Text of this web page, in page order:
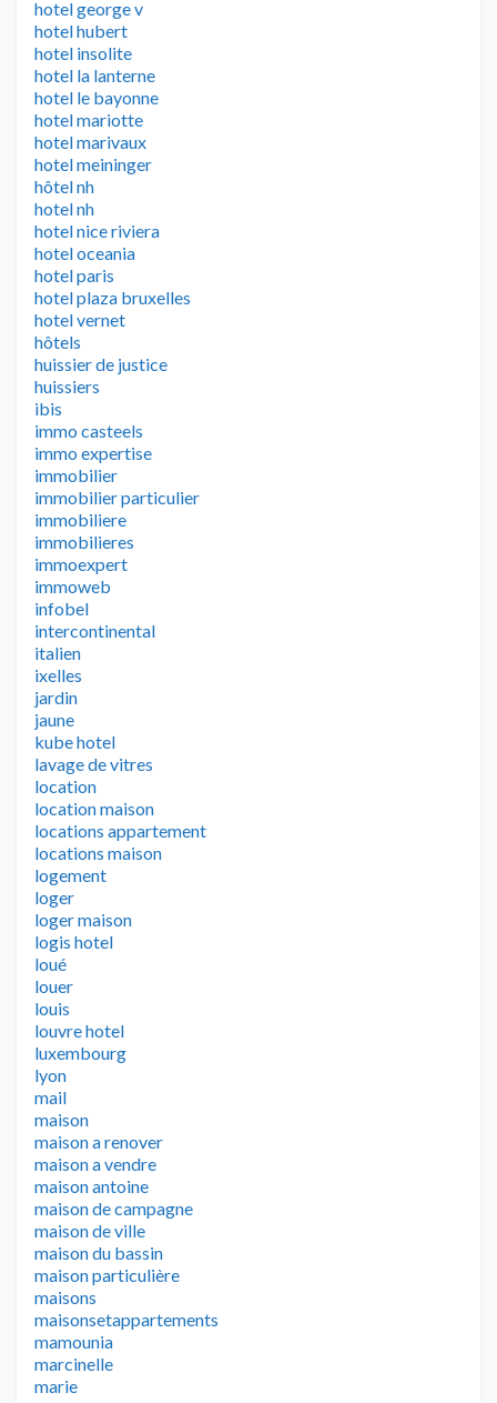
hotel george v
hotel hubert
hotel insolite
hotel la lanterne
hotel le bayonne
hotel mariotte
hotel marivaux
hotel meininger
hôtel nh
hotel nh
hotel nice riviera
hotel oceania
hotel paris
hotel plaza bruxelles
hotel vernet
hôtels
huissier de justice
huissiers
ibis
immo casteels
immo expertise
immobilier
immobilier particulier
immobiliere
immobilieres
immoexpert
immoweb
infobel
intercontinental
italien
ixelles
jardin
jaune
kube hotel
lavage de vitres
location
location maison
locations appartement
locations maison
logement
loger
loger maison
logis hotel
loué
louer
louis
louvre hotel
luxembourg
lyon
mail
maison
maison a renover
maison a vendre
maison antoine
maison de campagne
maison de ville
maison du bassin
maison particulière
maisons
maisonsetappartements
mamounia
marcinelle
marie